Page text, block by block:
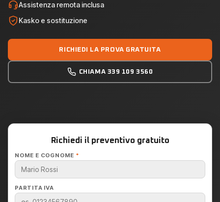
Assistenza remota inclusa
Kasko e sostituzione
RICHIEDI LA PROVA GRATUITA
CHIAMA 339 109 3560
Richiedi il preventivo gratuito
NOME E COGNOME *
PARTITA IVA